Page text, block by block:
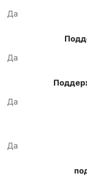
Да
Да
Да
Да